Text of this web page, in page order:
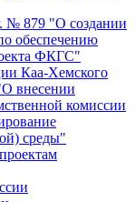
№ 879 "О создании
обеспечению
ФКГС"
Каа-Хемского
внесении
комиссии
среды"